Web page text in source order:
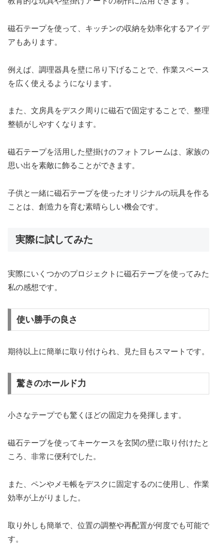
磁石テープを使って、キッチンの収納を効率化するアイデ
アもあります。
例えば、調理器具を壁に吊り下げることで、作業スペース
を広く使えるようになります。
また、文房具をデスク周りに磁石で固定することで、整理
整頓がしやすくなります。
磁石テープを活用した壁掛けのフォトフレームは、家族の
思い出を素敵に飾ることができます。
子供と一緒に磁石テープを使ったオリジナルの玩具を作る
ことは、創造力を育む素晴らしい機会です。
実際に試してみた
実際にいくつかのプロジェクトに磁石テープを使ってみた
私の感想です。
使い勝手の良さ
期待以上に簡単に取り付けられ、見た目もスマートです。
驚きのホールド力
小さなテープでも驚くほどの固定力を発揮します。
磁石テープを使ってキーケースを玄関の壁に取り付けたと
ころ、非常に便利でした。
また、ペンやメモ帳をデスクに固定するのに使用し、作業
効率が上がりました。
取り外しも簡単で、位置の調整や再配置が何度でも可能で
す。